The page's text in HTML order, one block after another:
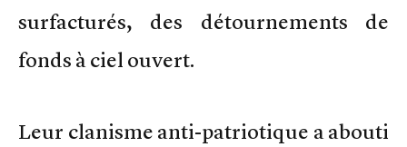
surfacturés, des détournements de
fonds à ciel ouvert.
Leur clanisme anti-patriotique a abouti